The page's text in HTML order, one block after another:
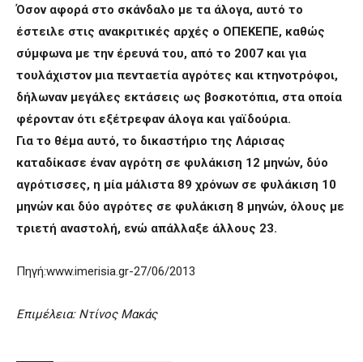
Όσον αφορά στο σκάνδαλο με τα άλογα, αυτό το
έστειλε στις ανακριτικές αρχές ο ΟΠΕΚΕΠΕ, καθώς
σύμφωνα με την έρευνά του, από το 2007 και για
τουλάχιστον μια πενταετία αγρότες και κτηνοτρόφοι,
δήλωναν μεγάλες εκτάσεις ως βοσκοτόπια, στα οποία
φέρονταν ότι εξέτρεφαν άλογα και γαϊδούρια.
Για το θέμα αυτό, το δικαστήριο της Λάρισας
καταδίκασε έναν αγρότη σε φυλάκιση 12 μηνών, δύο
αγρότισσες, η μία μάλιστα 89 χρόνων σε φυλάκιση 10
μηνών και δύο αγρότες σε φυλάκιση 8 μηνών, όλους με
τριετή αναστολή, ενώ απάλλαξε άλλους 23.
Πηγή:www.imerisia.gr-27/06/2013
Επιμέλεια: Ντίνος Μακάς